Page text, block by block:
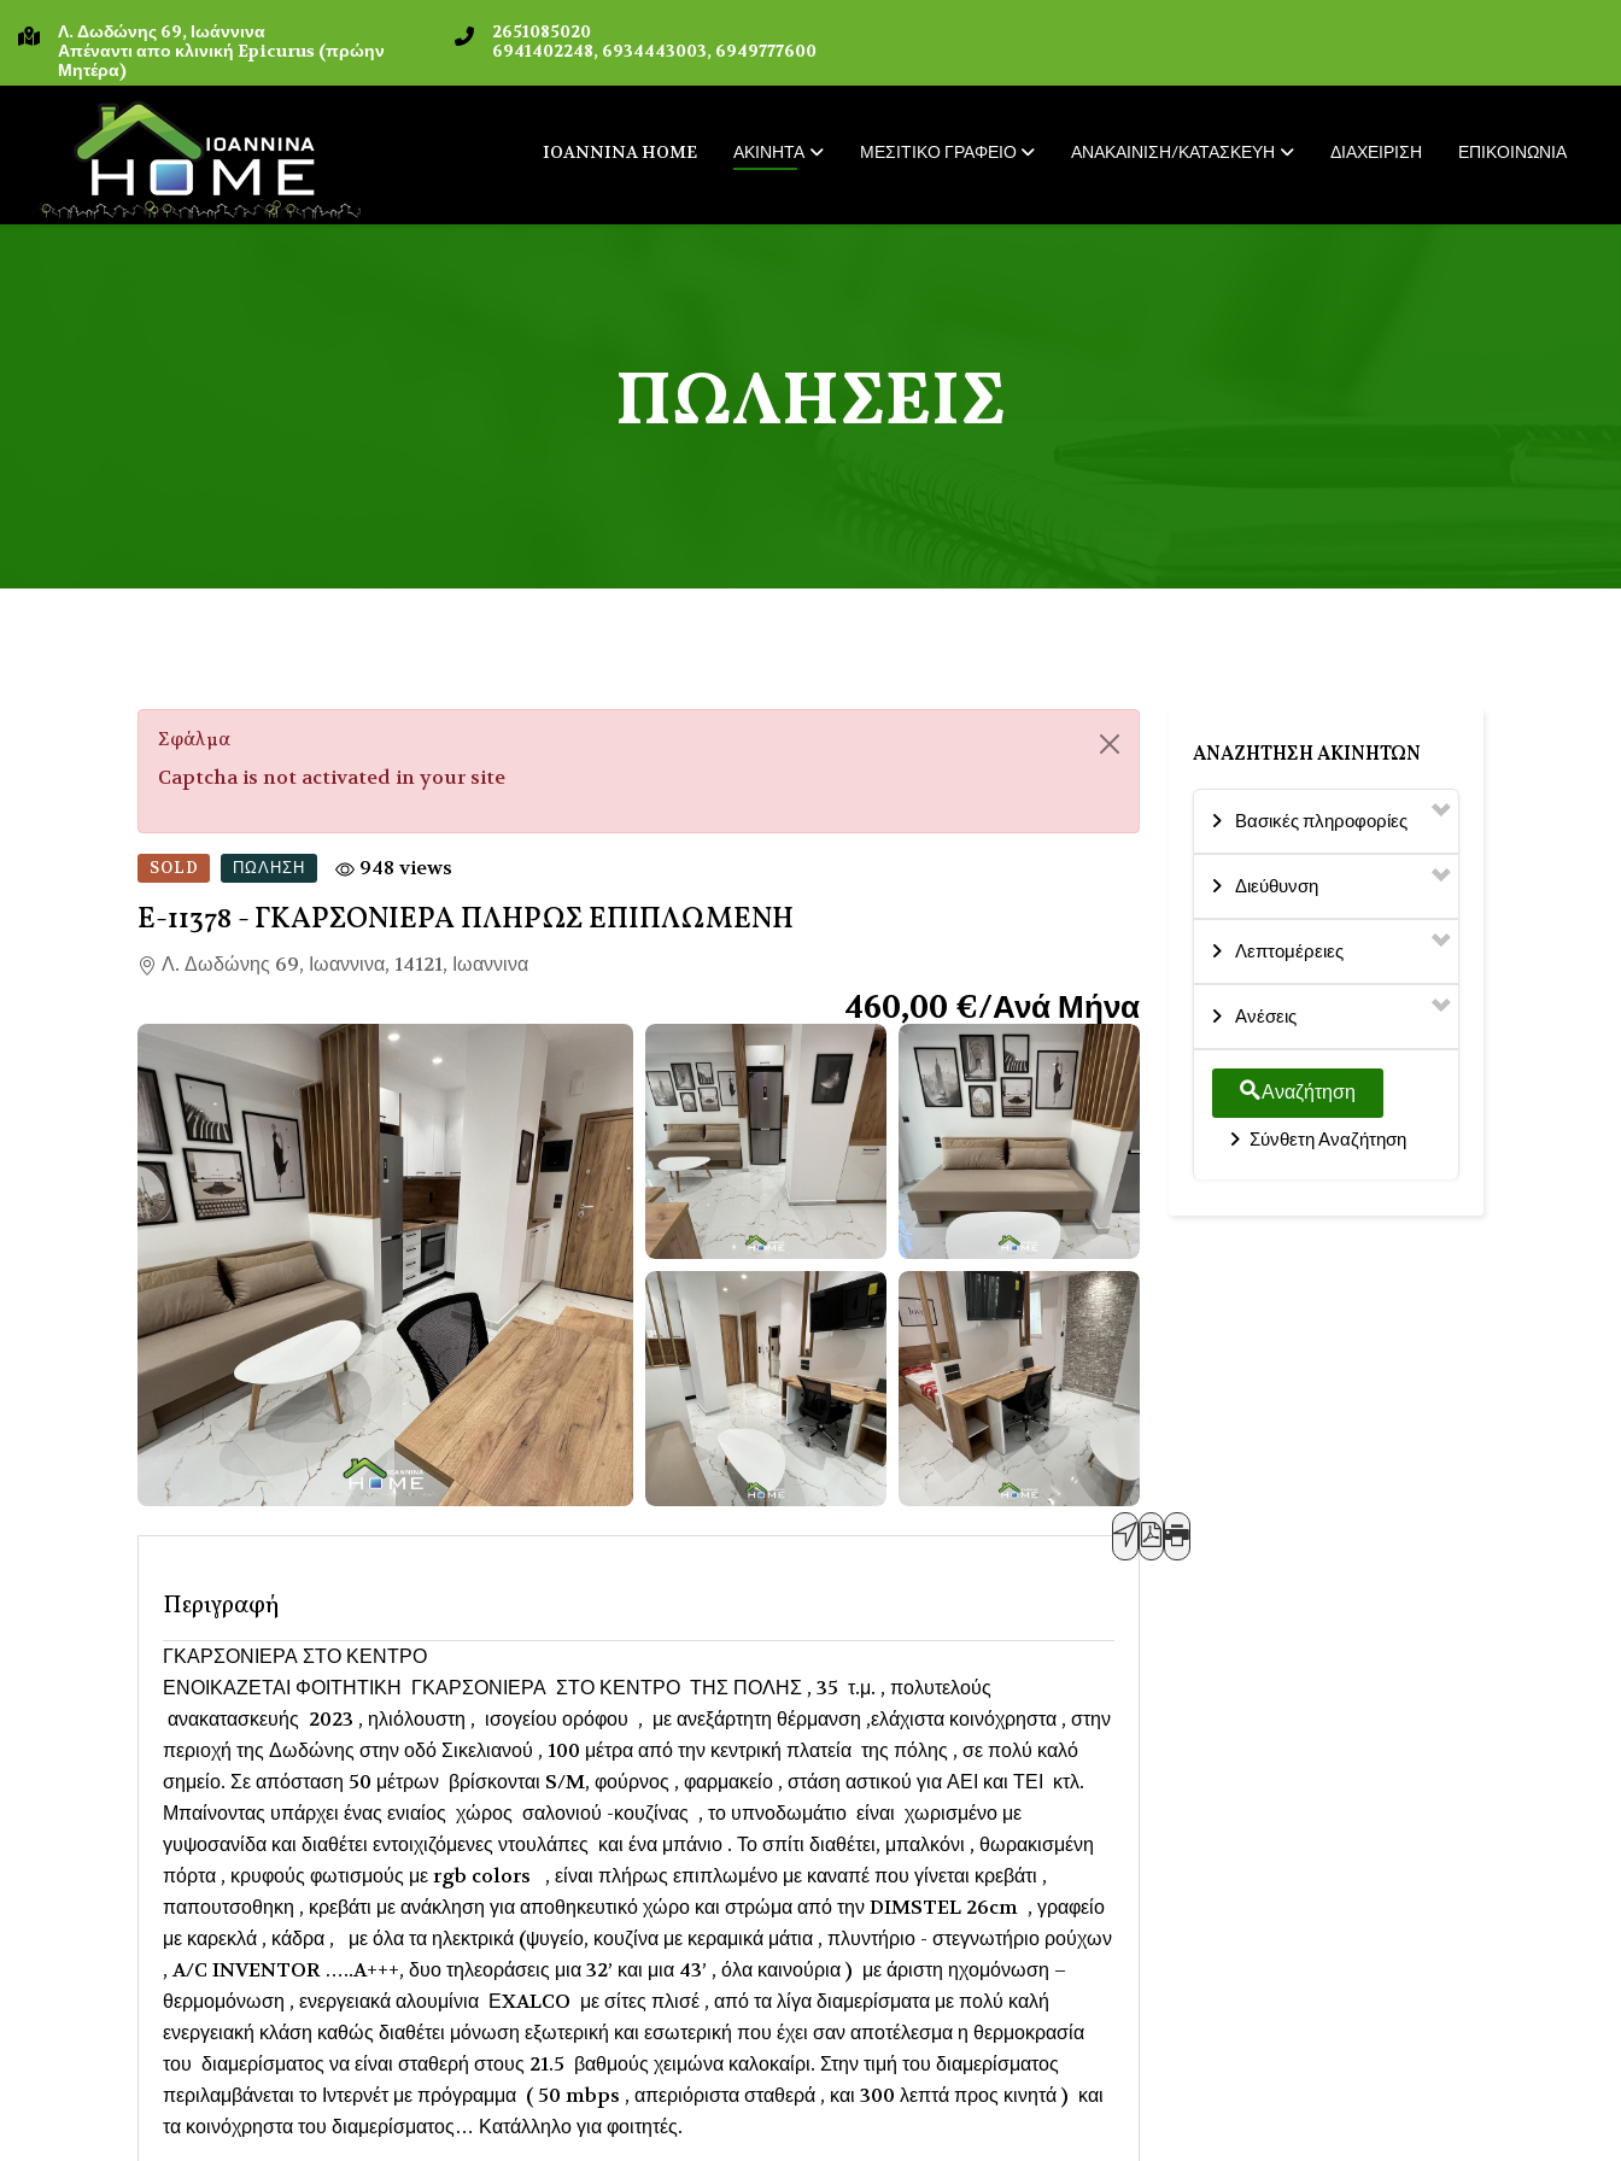
Λ. Δωδώνης 69, Ιωάννινα
Απέναντι απο κλινική Epicurus (πρώην
Μητέρα)
2651085020
6941402248, 6934443003, 6949777600
IOANNINA HOME ΑΚΙΝΗΤΑ ΜΕΣΙΤΙΚΟ ΓΡΑΦΕΙΟ ΑΝΑΚΑΙΝΙΣΗ/ΚΑΤΑΣΚΕΥΗ ΔΙΑΧΕΙΡΙΣΗ ΕΠΙΚΟΙΝΩΝΙΑ
ΠΩΛΉΣΕΙΣ
Σφάλμα
Captcha is not activated in your site
SOLD ΠΏΛΗΣΗ 948 views
Ε-11378 - ΓΚΑΡΣΟΝΙΕΡΑ ΠΛΗΡΩΣ ΕΠΙΠΛΩΜΕΝΗ
Λ. Δωδώνης 69, Ιωαννινα, 14121, Ιωαννινα
460,00 €/Ανά Μήνα
Περιγραφή
ΓΚΑΡΣΟΝΙΕΡΑ ΣΤΟ ΚΕΝΤΡΟ
ΕΝΟΙΚΑΖΕΤΑΙ ΦΟΙΤΗΤΙΚΗ ΓΚΑΡΣΟΝΙΕΡΑ ΣΤΟ ΚΕΝΤΡΟ ΤΗΣ ΠΟΛΗΣ , 35 τ.μ. , πολυτελούς
ανακατασκευής 2023 , ηλιόλουστη , ισογείου ορόφου , με ανεξάρτητη θέρμανση ,ελάχιστα κοινόχρηστα , στην
περιοχή της Δωδώνης στην οδό Σικελιανού , 100 μέτρα από την κεντρική πλατεία της πόλης , σε πολύ καλό
σημείο. Σε απόσταση 50 μέτρων βρίσκονται S/M, φούρνος , φαρμακείο , στάση αστικού για ΑΕΙ και ΤΕΙ κτλ.
Μπαίνοντας υπάρχει ένας ενιαίος χώρος σαλονιού -κουζίνας , το υπνοδωμάτιο είναι χωρισμένο με
γυψοσανίδα και διαθέτει εντοιχιζόμενες ντουλάπες και ένα μπάνιο . Το σπίτι διαθέτει, μπαλκόνι , θωρακισμένη
πόρτα , κρυφούς φωτισμούς με rgb colors , είναι πλήρως επιπλωμένο με καναπέ που γίνεται κρεβάτι ,
παπουτσοθηκη , κρεβάτι με ανάκληση για αποθηκευτικό χώρο και στρώμα από την DIMSTEL 26cm , γραφείο
με καρεκλά , κάδρα , με όλα τα ηλεκτρικά (ψυγείο, κουζίνα με κεραμικά μάτια , πλυντήριο - στεγνωτήριο ρούχων
, A/C INVENTOR …..A+++, δυο τηλεοράσεις μια 32’ και μια 43’ , όλα καινούρια ) με άριστη ηχομόνωση –
θερμομόνωση , ενεργειακά αλουμίνια ΕXALCO με σίτες πλισέ , από τα λίγα διαμερίσματα με πολύ καλή
ενεργειακή κλάση καθώς διαθέτει μόνωση εξωτερική και εσωτερική που έχει σαν αποτέλεσμα η θερμοκρασία
του διαμερίσματος να είναι σταθερή στους 21.5 βαθμούς χειμώνα καλοκαίρι. Στην τιμή του διαμερίσματος
περιλαμβάνεται το Ιντερνέτ με πρόγραμμα ( 50 mbps , απεριόριστα σταθερά , και 300 λεπτά προς κινητά ) και
τα κοινόχρηστα του διαμερίσματος… Κατάλληλο για φοιτητές.
ΑΝΑΖΉΤΗΣΗ ΑΚΙΝΉΤΩΝ
Βασικές πληροφορίες
Διεύθυνση
Λεπτομέρειες
Ανέσεις
Αναζήτηση
Σύνθετη Αναζήτηση